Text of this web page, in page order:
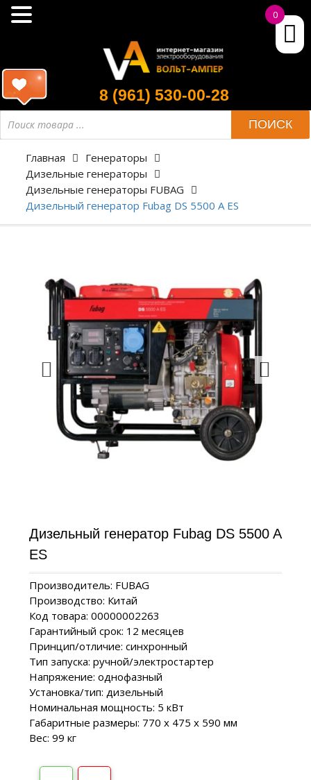
8 (961) 530-00-28
ПОИСК
Главная
Генераторы
Дизельные генераторы
Дизельные генераторы FUBAG
Дизельный генератор Fubag DS 5500 A ES
Дизельный генератор Fubag DS 5500 A
ES
Производитель: FUBAG
Производство: Китай
Код товара: 00000002263
Гарантийный срок: 12 месяцев
Принцип/отличие: синхронный
Тип запуска: ручной/электростартер
Напряжение: однофазный
Установка/тип: дизельный
Номинальная мощность: 5 кВт
Габаритные размеры: 770 х 475 х 590 мм
Вес: 99 кг
0